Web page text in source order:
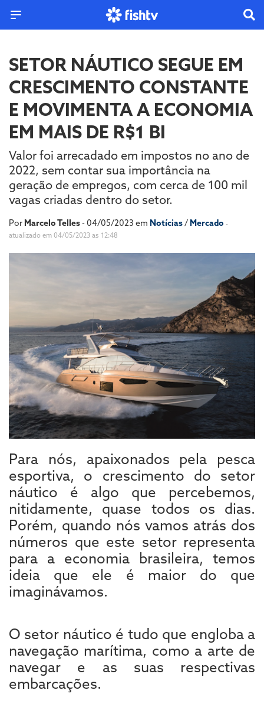
SETOR NÁUTICO SEGUE EM
CRESCIMENTO CONSTANTE
E MOVIMENTA A ECONOMIA
EM MAIS DE R$1 BI
Valor foi arrecadado em impostos no ano de
2022, sem contar sua importância na
geração de empregos, com cerca de 100 mil
vagas criadas dentro do setor.
Por Marcelo Telles- 04/05/2023 em Notícias/ Mercado -
atualizado em 04/05/2023 as 12:48
Para nós, apaixonados pela pesca
esportiva, o crescimento do setor
náutico é algo que percebemos,
nitidamente, quase todos os dias.
Porém, quando nós vamos atrás dos
números que este setor representa
para a economia brasileira, temos
ideia que ele é maior do que
imaginávamos.
O setor náutico é tudo que engloba a
navegação marítima, como a arte de
navegar e as suas respectivas
embarcações.